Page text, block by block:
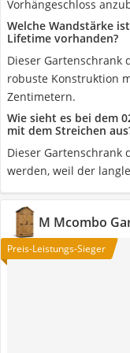
Vorhängeschloss
Welche Wandstärke
Lifetime vorhanden?
Dieser Gartenschrank
robuste Konstruktion
Zentimetern.
Wie sieht es bei dem
mit dem Streichen
Dieser Gartenschrank
werden, weil der
M Mcombo
Preis-Leistungs-Sieger